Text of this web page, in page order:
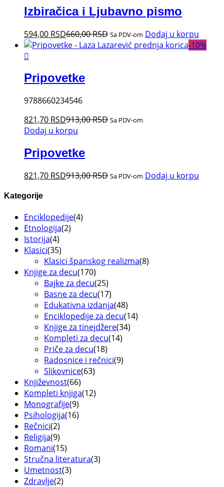
Izbiračica i Ljubavno pismo
594,00 RSD660,00RSD Sa PDV-om Dodaj u korpu
-10%
Pripovetke
9788660234546
821,70 RSD913,00RSD Sa PDV-om
Dodaj u korpu
Pripovetke
821,70 RSD913,00RSD Sa PDV-om Dodaj u korpu
Kategorije
Enciklopedije(4)
Etnologija(2)
Istorija(4)
Klasici(35)
Klasici španskog realizma(8)
Knjige za decu(170)
Bajke za decu(25)
Basne za decu(17)
Edukativna izdanja(48)
Enciklopedije za decu(14)
Knjige za tinejdžere(34)
Kompleti za decu(14)
Priče za decu(18)
Radosnice i rečnici(9)
Slikovnice(63)
Književnost(66)
Kompleti knjiga(12)
Monografije(9)
Psihologija(16)
Rečnici(2)
Religija(9)
Romani(15)
Stručna literatura(3)
Umetnost(3)
Zdravlje(2)